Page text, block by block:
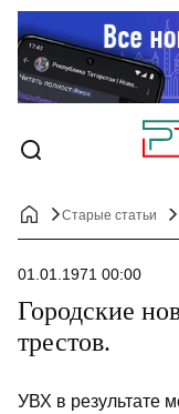
Старые статьи
01.01.1971 00:00
Городские
трестов.
УВХ в результате